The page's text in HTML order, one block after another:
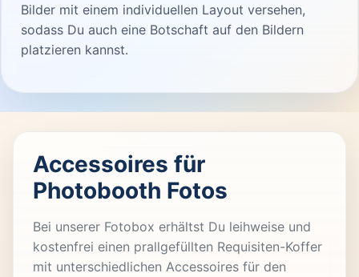
Bilder mit einem individuellen Layout versehen,
sodass Du auch eine Botschaft auf den Bildern
platzieren kannst.
Accessoires für
Photobooth Fotos
Bei unserer Fotobox erhältst Du leihweise und
kostenfrei einen prallgefüllten Requisiten-Koffer
mit unterschiedlichen Accessoires für den